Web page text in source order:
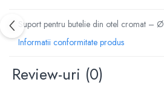
Cabluri conectare electrozi neutri
Electrozi neutri
Radiocautere
Suport pentru butelie din otel cromat –
Informatii conformitate produs
Review-uri (0)